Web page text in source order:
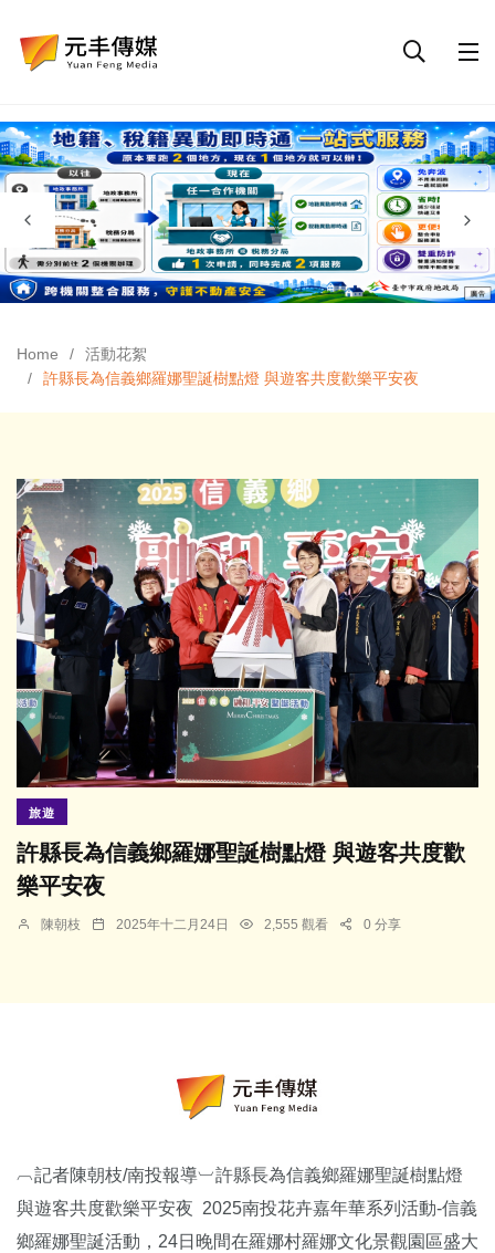
Home
活動花絮
許縣長為信義鄉羅娜聖誕樹點燈 與遊客共度歡樂平安夜
旅遊
許縣長為信義鄉羅娜聖誕樹點燈 與遊客共度歡
樂平安夜
陳朝枝 2025年十二月24日 2,555 觀看 0 分享
︹記者陳朝枝/南投報導︺許縣長為信義鄉羅娜聖誕樹點燈
與遊客共度歡樂平安夜 2025南投花卉嘉年華系列活動-信義
鄉羅娜聖誕活動，24日晚間在羅娜村羅娜文化景觀園區盛大